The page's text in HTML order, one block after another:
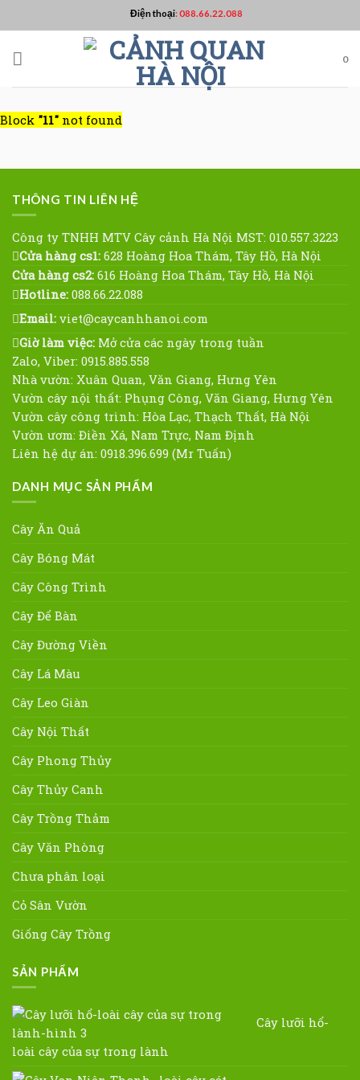
to
Điện thoại:088.66.22.088
0
Block "11" not found
THÔNG TIN LIÊN HỆ
Công ty TNHH MTV Cây cảnh Hà Nội MST: 010.557.3223
Cửa hàng cs1: 628 Hoàng Hoa Thám, Tây Hồ, Hà Nội
Cửa hàng cs2: 616 Hoàng Hoa Thám, Tây Hồ, Hà Nội
Hotline: 088.66.22.088
Email: viet@caycanhhanoi.com
Giờ làm việc: Mở cửa các ngày trong tuần
Zalo, Viber: 0915.885.558
Nhà vườn: Xuân Quan, Văn Giang, Hưng Yên
Vườn cây nội thất: Phụng Công, Văn Giang, Hưng Yên
Vườn cây công trình: Hòa Lạc, Thạch Thất, Hà Nội
Vườn ươm: Điền Xá, Nam Trực, Nam Định
Liên hệ dự án: 0918.396.699 (Mr Tuấn)
DANH MỤC SẢN PHẨM
Cây Ăn Quả
Cây Bóng Mát
Cây Công Trình
Cây Để Bàn
Cây Đường Viền
Cây Lá Màu
Cây Leo Giàn
Cây Nội Thất
Cây Phong Thủy
Cây Thủy Canh
Cây Trồng Thảm
Cây Văn Phòng
Chưa phân loại
Cỏ Sân Vườn
Giống Cây Trồng
SẢN PHẨM
Cây lưỡi hổ-
loài cây của sự trong lành